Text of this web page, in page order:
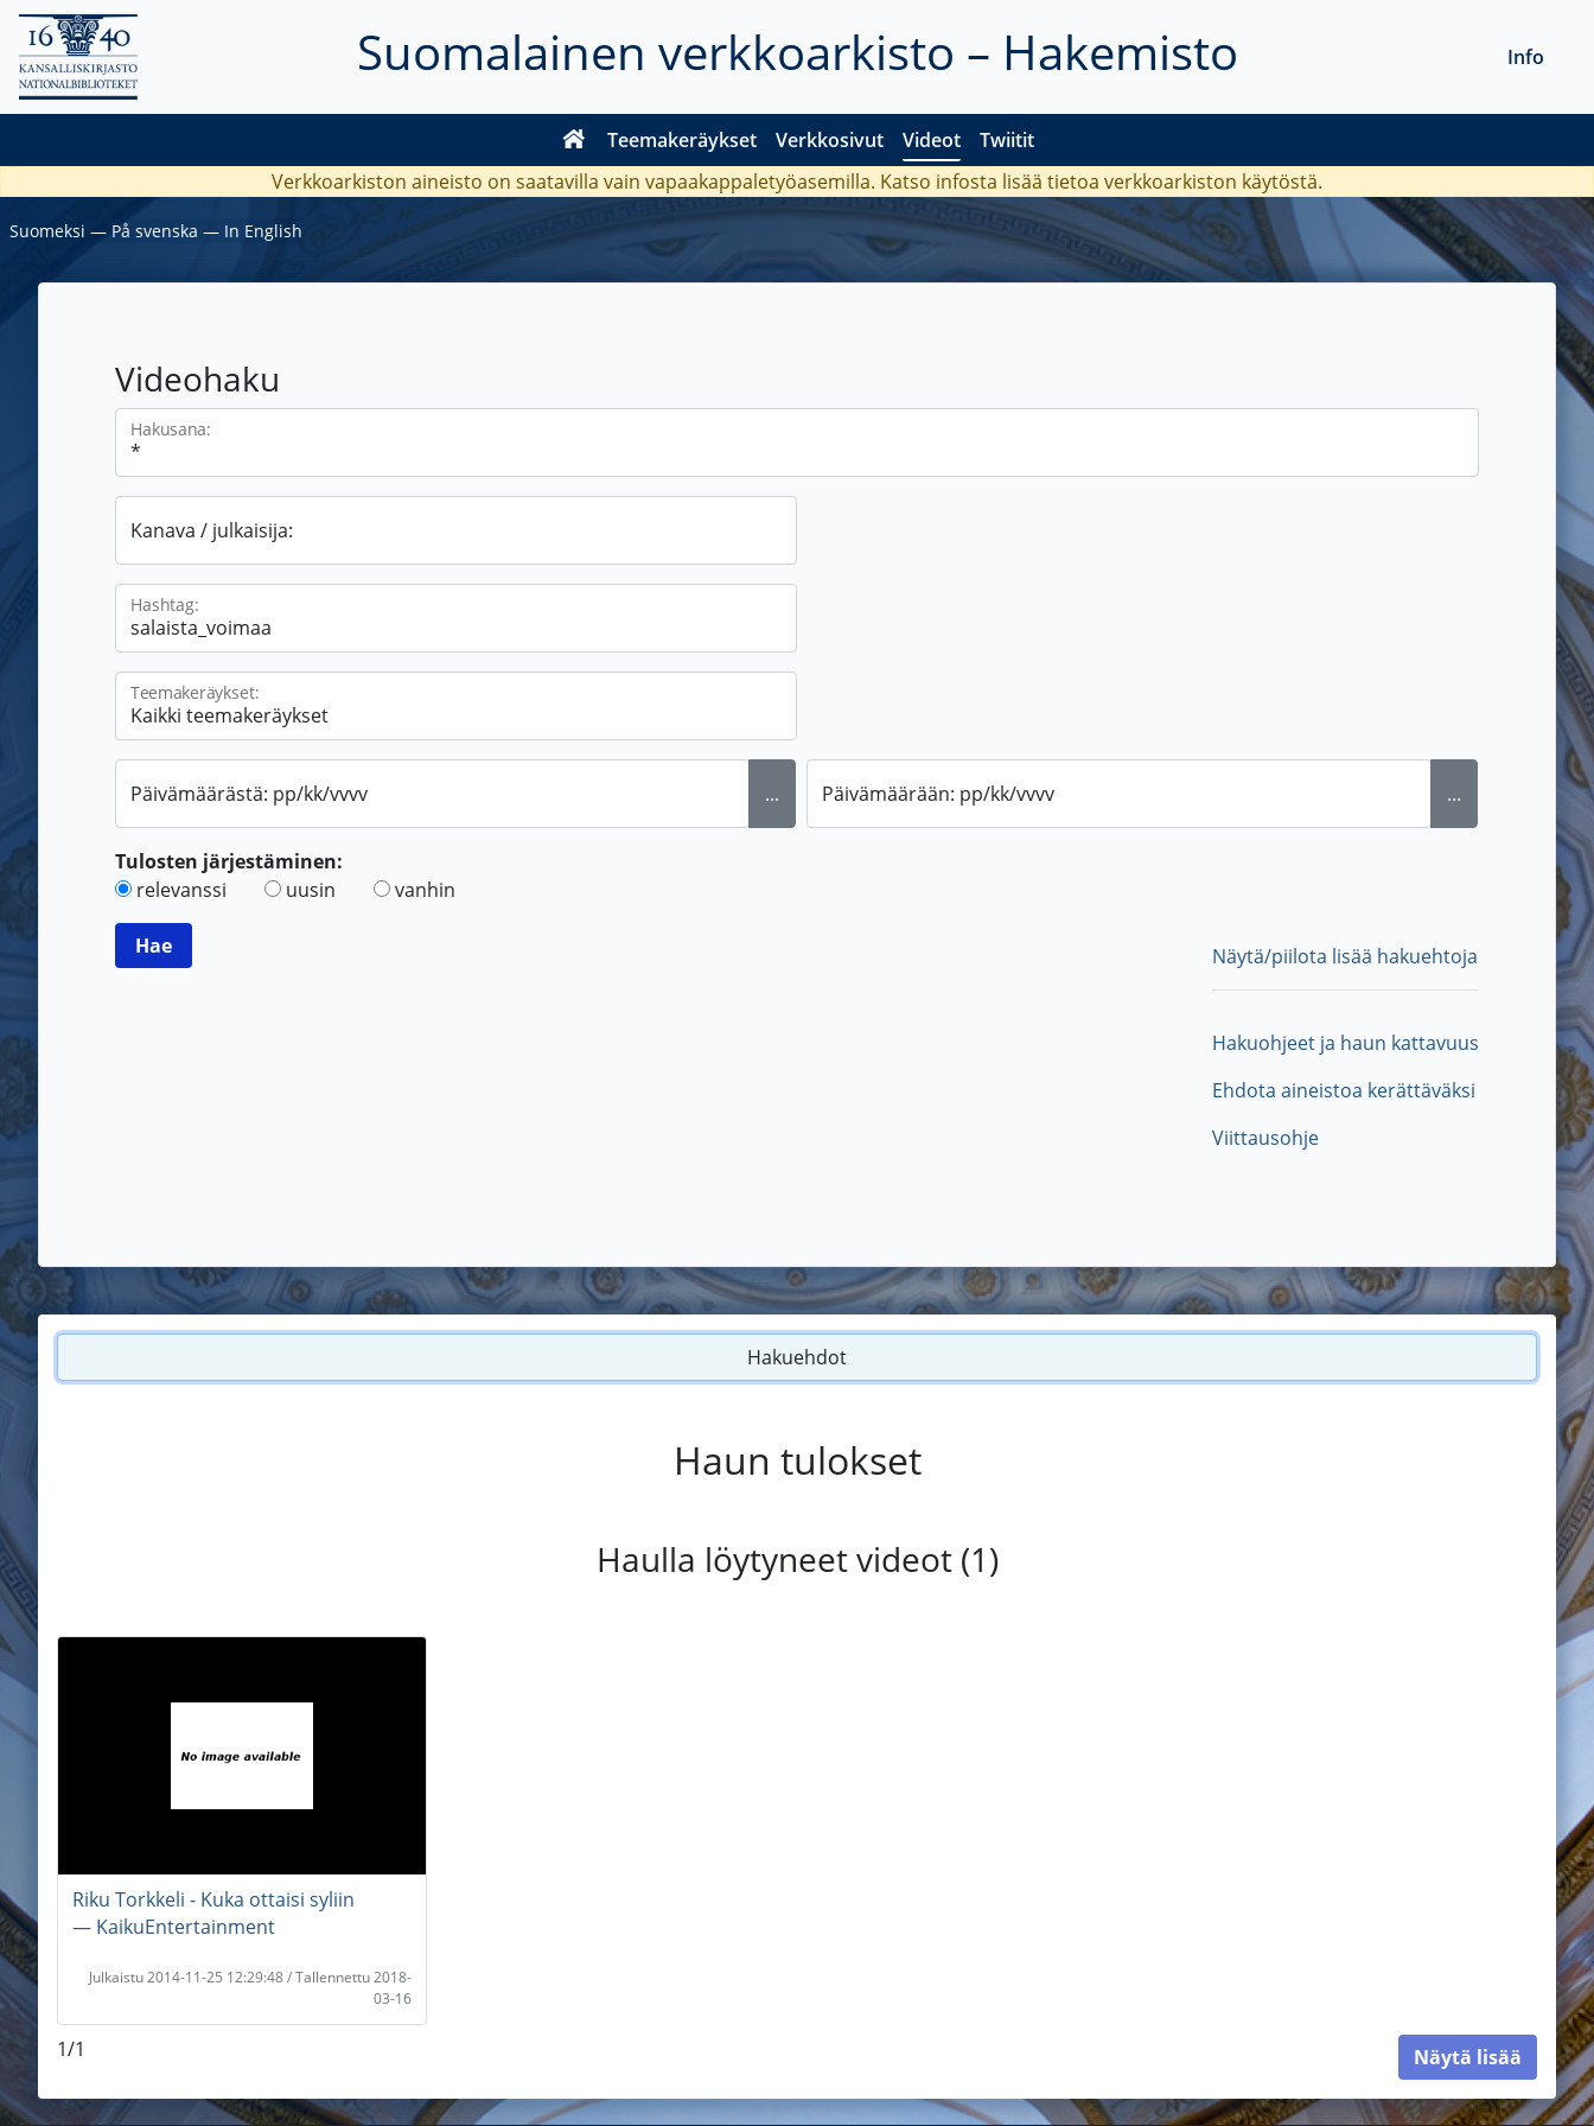
Suomalainen verkkoarkisto – Hakemisto
Teemakeräykset Verkkosivut Videot Twiitit
Info
Verkkoarkiston aineisto on saatavilla vain vapaakappaletyöasemilla. Katso infosta lisää tietoa verkkoarkiston käytöstä.
Suomeksi ― På svenska ― In English
Videohaku
Hakusana:
Kanava / julkaisija:
Hashtag:
Teemakeräykset:
Päivämäärästä: pp/kk/vvvv ... Päivämäärään: pp/kk/vvvv ...
Tulosten järjestäminen:
relevanssi
uusin vanhin
Näytä/piilota lisää hakuehtoja
Hakuohjeet ja haun kattavuus
Ehdota aineistoa kerättäväksi
Viittausohje
Hakuehdot
Haun tulokset
Haulla löytyneet videot (1)
Riku Torkkeli - Kuka ottaisi syliin
― KaikuEntertainment
Julkaistu 2014-11-25 12:29:48 / Tallennettu 2018-
03-16
1/1 Näytä lisää